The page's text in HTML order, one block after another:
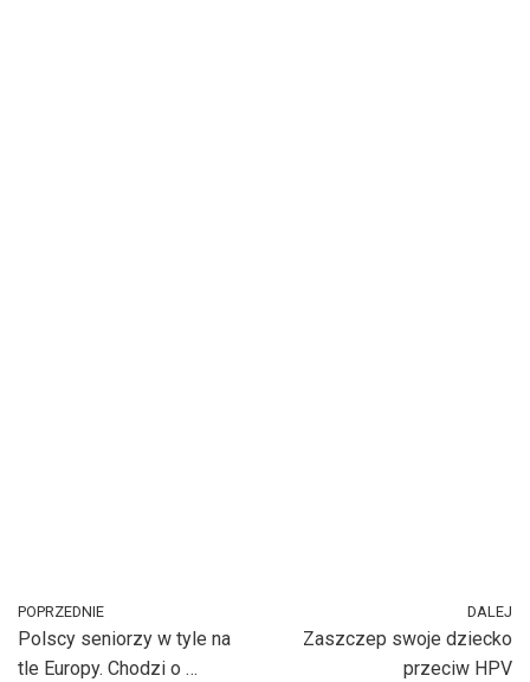
POPRZEDNIE
Polscy seniorzy w tyle na
tle Europy. Chodzi o …
DALEJ
Zaszczep swoje dziecko
przeciw HPV